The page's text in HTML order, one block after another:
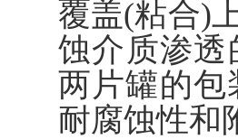
覆盖(粘合)
蚀介质渗透
两片罐的包
耐腐蚀性和